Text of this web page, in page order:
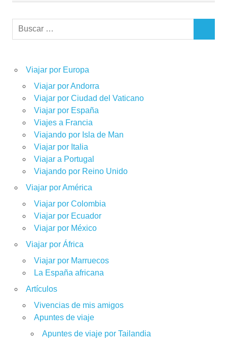
Buscar:
Viajar por Europa
Viajar por Andorra
Viajar por Ciudad del Vaticano
Viajar por España
Viajes a Francia
Viajando por Isla de Man
Viajar por Italia
Viajar a Portugal
Viajando por Reino Unido
Viajar por América
Viajar por Colombia
Viajar por Ecuador
Viajar por México
Viajar por África
Viajar por Marruecos
La España africana
Artículos
Vivencias de mis amigos
Apuntes de viaje
Apuntes de viaje por Tailandia